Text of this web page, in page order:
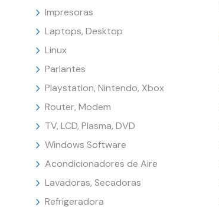
Impresoras
Laptops, Desktop
Linux
Parlantes
Playstation, Nintendo, Xbox
Router, Modem
TV, LCD, Plasma, DVD
Windows Software
Acondicionadores de Aire
Lavadoras, Secadoras
Refrigeradora